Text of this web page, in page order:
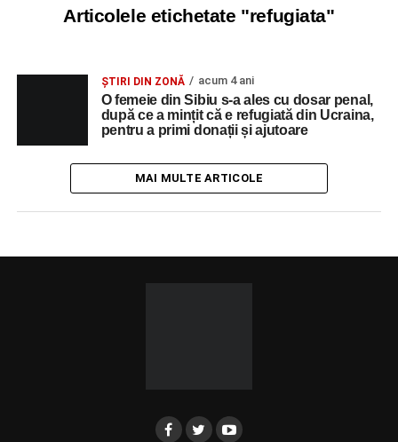
Articolele etichetate "refugiata"
ȘTIRI DIN ZONĂ acum 4 ani
O femeie din Sibiu s-a ales cu dosar penal,
după ce a mințit că e refugiată din Ucraina,
pentru a primi donații și ajutoare
MAI MULTE ARTICOLE